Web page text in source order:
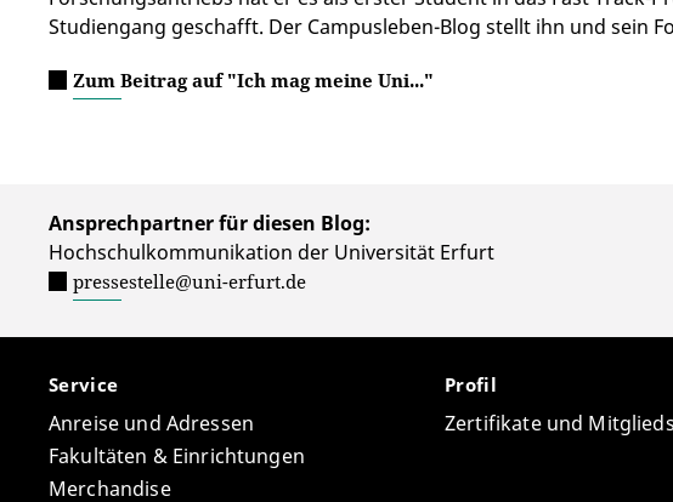
Studiengang geschafft. Der Campusleben-Blog stellt ihn und sein
Zum Beitrag auf "Ich mag meine Uni..."
Ansprechpartner für diesen Blog:
Hochschulkommunikation der Universität Erfurt
pressestelle@uni-erfurt.de
Service
Anreise und Adressen
Fakultäten & Einrichtungen
Merchandise
Profil
Zertifikate und